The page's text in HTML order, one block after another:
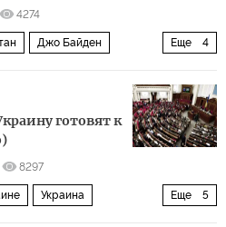
4274
Еще 4
Джо Байден
готовят к
8297
Еще 5
Украина